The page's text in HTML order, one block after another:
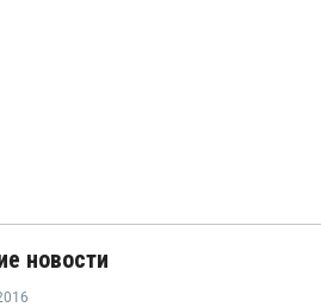
новости